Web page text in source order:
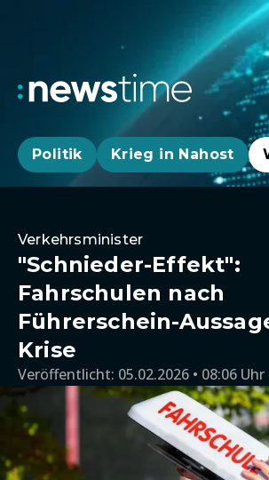
Politik Krieg in Nahost
Verkehrsminister
"Schnieder-Effekt":
Fahrschulen nach
Führerschein-
Krise
Veröffentlicht: 05.02.2026 • 08:06 Uhr